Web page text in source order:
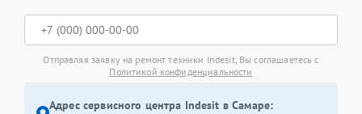
Отправляя заявку на ремонт техники Indesit, Вы соглашаетесь с
Политикой конфиденциальности
Адрес сервисного центра Indesit в Самаре: